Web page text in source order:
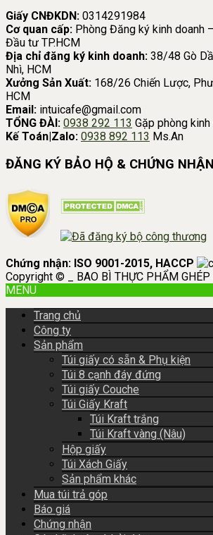
Giấy CNĐKDN: 0314291984
Cơ quan cấp: Phòng Đăng ký kinh doanh
Đầu tư TP.HCM
Địa chỉ đăng ký kinh doanh: 38/48 Gò
Nhì, HCM
Xưởng Sản Xuất: 168/26 Chiến Lược,
HCM
Email: intuicafe@gmail.com
TỔNG ĐÀI: 0938 292 113 Gặp phòng kinh
Kế Toán|Zalo: 0938 892 113 Ms.An
ĐĂNG KÝ BẢO HỘ & CHỨNG NHẬN
Chứng nhận: ISO 9001-2015, HACCP
Copyright © _ BAO BÌ THỰC PHẨM GHÉP
MENU
Trang chủ
Công ty
Sản phẩm
Túi giấy có sẵn & Phụ kiện
Túi 8 cạnh đáy đứng
Túi giấy Couche
Túi Giấy Kraft
Túi Kraft trắng
Túi Kraft vàng (Nâu)
Hộp giấy
Túi Xách Giấy
Sản phẩm khác
Mua túi trả góp
Báo giá
Chứng nhận